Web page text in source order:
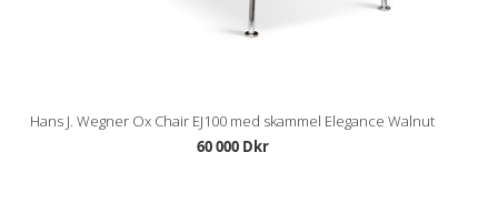
Hans J. Wegner Ox Chair EJ100 med skammel Elegance Walnut
60 000 Dkr